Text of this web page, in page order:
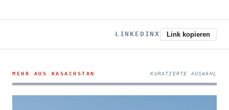
LINKEDINX Link kopieren
MEHR AUS KASACHSTAN KURATIERTE AUSWAHL